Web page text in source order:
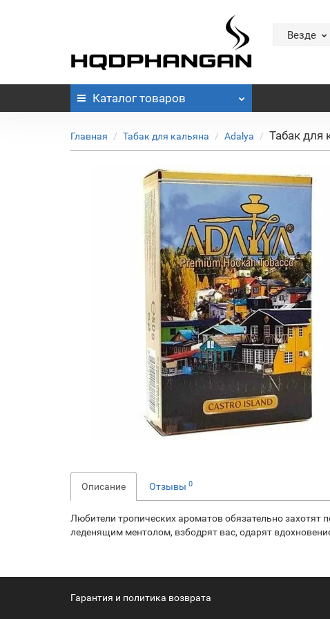
Везде
Каталог товаров
Главная Табак для кальяна Adalya Табак для
Описание Отзывы 0
Любители тропических ароматов обязательно захотят
леденящим ментолом, взбодрят вас, одарят
Гарантия и политика возврата